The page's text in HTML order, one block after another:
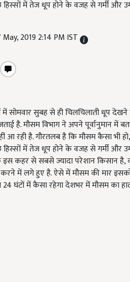
में तेज धूप होने के वजह से गर्मी और
2019 2:14 PM IST
सोमवार सुबह से ही चिलचिलाती धूप
है. मौसम विभाग ने अपने पूर्वानुमान में
रही है. गौरतलब है कि मौसम कैसा भी
में तेज धूप होने के वजह से गर्मी और
कहर से सबसे ज्यादा परेशान किसान
में लगे हुए है. ऐसे में मौसम की मार
घंटों में कैसा रहेगा देशभर में मौसम का